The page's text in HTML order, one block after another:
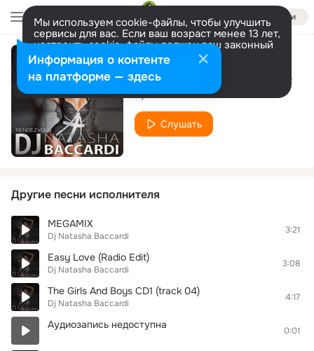
Войти
Мы используем cookie-файлы, чтобы улучшить
сервисы для вас. Если ваш возраст менее 13 лет,
настроить cookie-файлы должен ваш законный
представитель. Больше информации
Разрешить все Настроить DJ NATASHA BACCARDI - MEGAMIX 5 TRACK 01
Dj Natasha Baccardi
Слушать
Другие песни исполнителя
MEGAMIX
Dj Natasha Baccardi
3:21
Easy Love (Radio Edit)
Dj Natasha Baccardi
3:08
The Girls And Boys CD1 (track 04)
Dj Natasha Baccardi
4:17
Аудиозапись недоступна 0:01
Информация о контенте
на платформе — здесь